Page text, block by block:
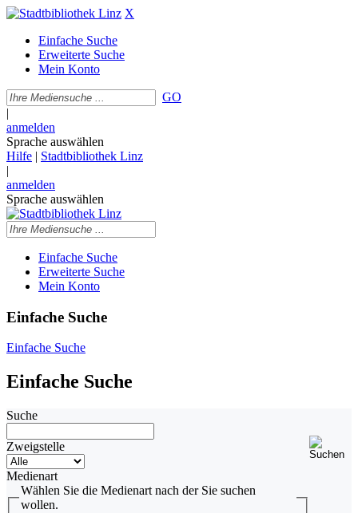
X
Einfache Suche
Erweiterte Suche
Mein Konto
GO
|
anmelden
Sprache auswählen
Hilfe | Stadtbibliothek Linz
|
anmelden
Sprache auswählen
Einfache Suche
Erweiterte Suche
Mein Konto
Einfache Suche
Einfache Suche
Einfache Suche
Suche
Zweigstelle
Medienart
Wählen Sie die Medienart nach der Sie suchen
wollen.